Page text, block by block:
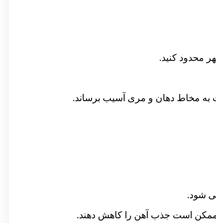
محدود کنید.
به مخاط دهان و مری آسیب برساند.
شود.
ممکن است جذب آهن را کاهش دهند.